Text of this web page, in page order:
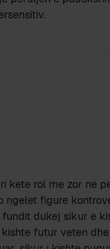
kete rol me zor ne
ngelet figure
dukej sikur e
futur veten